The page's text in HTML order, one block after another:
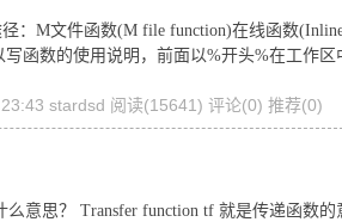
：M文件函数(M file function)在线函数
写函数的使用说明，前面以%开头%在工作
stardsd 阅读(15641) 评论(0) 推荐(0)
么意思？ Transfer function tf 就是传递函数